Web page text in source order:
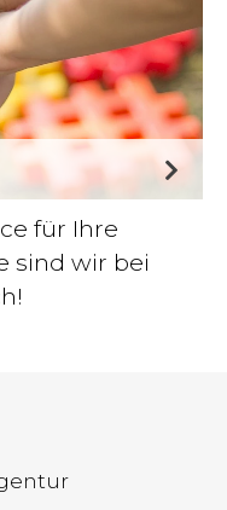
für Ihre
sind wir bei